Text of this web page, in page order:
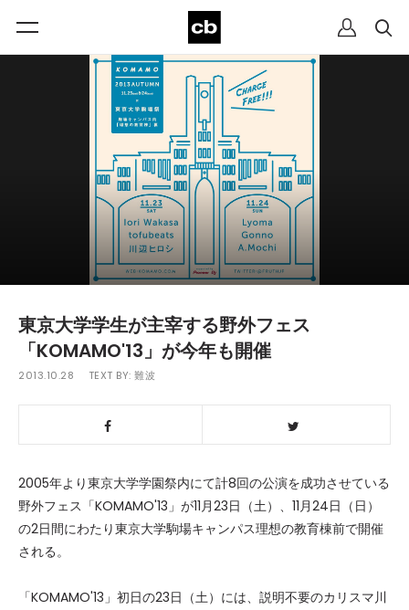
東京大学学生が主宰する野外フェス
「KOMAMO'13」が今年も開催
2013.10.28 TEXT BY:難波
2005年より東京大学学園祭内にて計8回の公演を成功させている
野外フェス「KOMAMO'13」が11月23日（土）、11月24日（日）
の2日間にわたり東京大学駒場キャンパス理想の教育棟前で開催
される。
「KOMAMO'13」初日の23日（土）には、説明不要のカリスマ川